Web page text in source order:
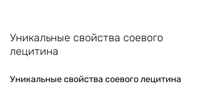
Уникальные свойства соевого
лецитина
Уникальные свойства соевого лецитина